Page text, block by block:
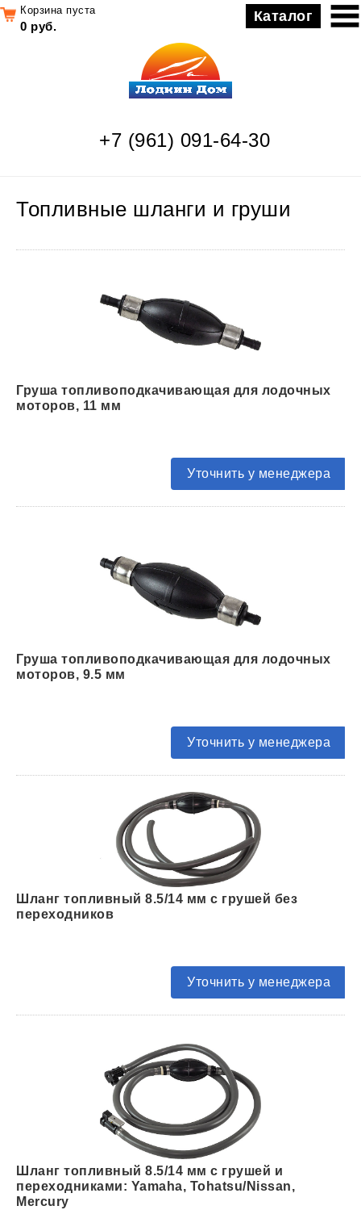
+7 (961) 091-64-30
Топливные шланги и груши
Груша топливоподкачивающая для лодочных
моторов, 11 мм
Уточнить у менеджера
Груша топливоподкачивающая для лодочных
моторов, 9.5 мм
Уточнить у менеджера
Шланг топливный 8.5/14 мм с грушей без
переходников
Уточнить у менеджера
Шланг топливный 8.5/14 мм с грушей и
переходниками: Yamaha, Tohatsu/Nissan,
Mercury
Корзина пуста
0 руб.
Каталог